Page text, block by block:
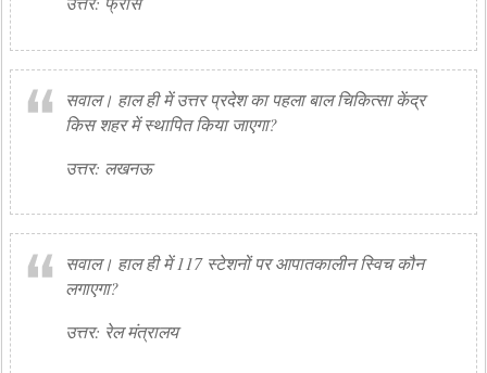
सवाल। हाल ही में उत्तर प्रदेश का पहला बाल चिकित्सा केंद्र
किस शहर में स्थापित किया जाएगा?
उत्तर: लखनऊ
सवाल। हाल ही में 117 स्टेशनों पर आपातकालीन स्विच कौन
लगाएगा?
उत्तर: रेल मंत्रालय